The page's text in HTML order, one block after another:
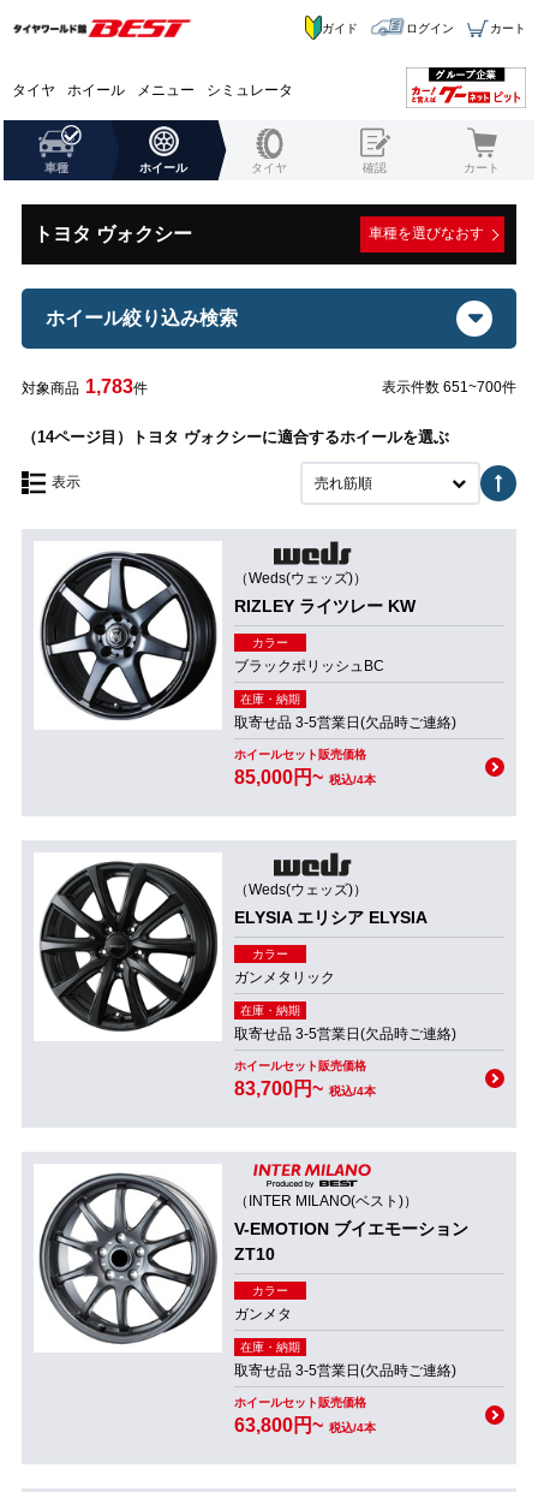
タイヤ ホイール メニュー シミュレータ
ガイド ログイン カート
車種 ホイール タイヤ 確認 カート
トヨタ ヴォクシー 車種を選びなおす
ホイール絞り込み検索
対象商品 1,783件 表示件数 651~700件
（14ページ目）トヨタ ヴォクシーに適合するホイールを選ぶ
表示 売れ筋順
（Weds(ウェッズ)）
RIZLEY ライツレー KW
カラー
ブラックポリッシュBC
在庫・納期
取寄せ品 3-5営業日(欠品時ご連絡)
ホイールセット販売価格
85,000円~ 税込/4本
（Weds(ウェッズ)）
ELYSIA エリシア ELYSIA
カラー
ガンメタリック
在庫・納期
取寄せ品 3-5営業日(欠品時ご連絡)
ホイールセット販売価格
83,700円~ 税込/4本
（INTER MILANO(ベスト)）
V-EMOTION ブイエモーション
ZT10
カラー
ガンメタ
在庫・納期
取寄せ品 3-5営業日(欠品時ご連絡)
ホイールセット販売価格
63,800円~ 税込/4本